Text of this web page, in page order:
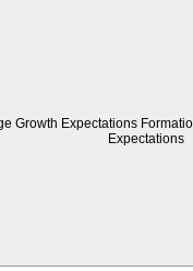
Growth Expectations
Expectations